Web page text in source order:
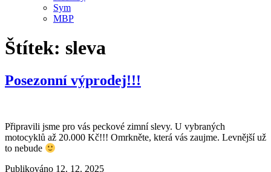
Sym
MBP
Štítek: sleva
Posezonní výprodej!!!
Připravili jsme pro vás peckové zimní slevy. U vybraných
motocyklů až 20.000 Kč!!! Omrkněte, která vás zaujme. Levnější už
to nebude
Publikováno 12. 12. 2025